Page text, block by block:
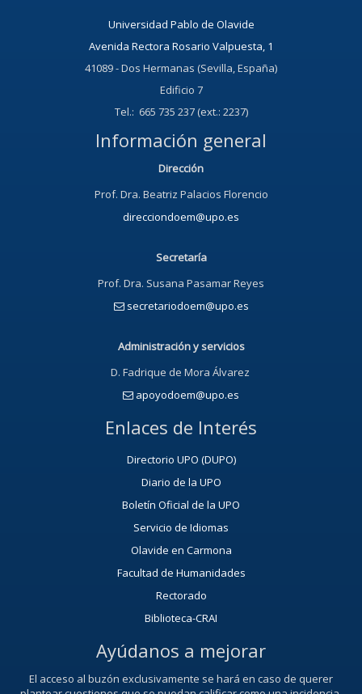
Universidad Pablo de Olavide
Avenida Rectora Rosario Valpuesta, 1
41089 - Dos Hermanas (Sevilla, España)
Edificio 7
Tel.: 665 735 237 (ext.: 2237)
Información general
Dirección
Prof. Dra. Beatriz Palacios Florencio
direcciondoem@upo.es
Secretaría
Prof. Dra. Susana Pasamar Reyes
secretariodoem@upo.es
Administración y servicios
D. Fadrique de Mora Álvarez
apoyodoem@upo.es
Enlaces de Interés
Directorio UPO (DUPO)
Diario de la UPO
Boletín Oficial de la UPO
Servicio de Idiomas
Olavide en Carmona
Facultad de Humanidades
Rectorado
Biblioteca-CRAI
Ayúdanos a mejorar
El acceso al buzón exclusivamente se hará en caso de querer